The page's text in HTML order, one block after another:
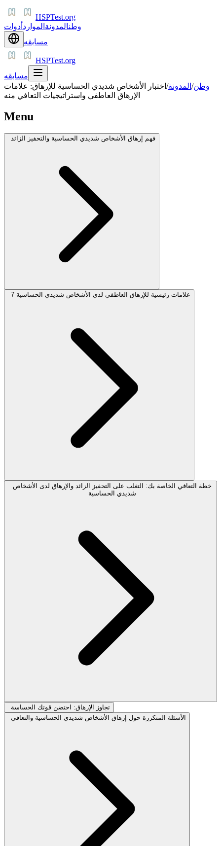
HSPTest.org
وطنالمدونة الموارد أدوات
مسابقه
HSPTest.org
مسابقه
وطن/ المدونة/ اختبار الأشخاص شديدي الحساسية للإرهاق: علامات
الإرهاق العاطفي واستراتيجيات التعافي منه
Menu
فهم إرهاق الأشخاص شديدي الحساسية والتحفيز الزائد
7 علامات رئيسية للإرهاق العاطفي لدى الأشخاص شديدي الحساسية
خطة التعافي الخاصة بك: التغلب على التحفيز الزائد والإرهاق لدى الأشخاص
شديدي الحساسية
تجاوز الإرهاق: احتضن قوتك الحساسة
الأسئلة المتكررة حول إرهاق الأشخاص شديدي الحساسية والتعافي